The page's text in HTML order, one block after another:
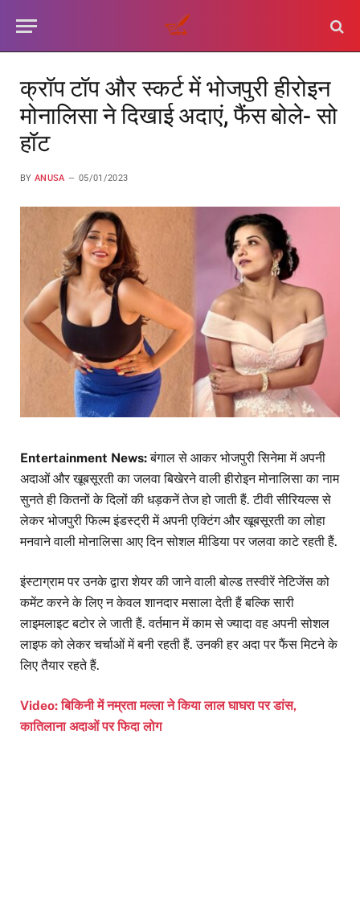
क्रॉप टॉप और स्कर्ट में भोजपुरी हीरोइन
मोनालिसा ने दिखाई अदाएं, फैंस बोले- सो
हॉट
BY ANUSA 05/01/2023
Entertainment News:बंगाल से आकर भोजपुरी सिनेमा में अपनी
अदाओं और खूबसूरती का जलवा बिखेरने वाली हीरोइन मोनालिसा का नाम
सुनते ही कितनों के दिलों की धड़कनें तेज हो जाती हैं. टीवी सीरियल्स से
लेकर भोजपुरी फिल्म इंडस्ट्री में अपनी एक्टिंग और खूबसूरती का लोहा
मनवाने वाली मोनालिसा आए दिन सोशल मीडिया पर जलवा काटे रहती हैं.
इंस्टाग्राम पर उनके द्वारा शेयर की जाने वाली बोल्ड तस्वीरें नेटिजेंस को
कमेंट करने के लिए न केवल शानदार मसाला देती हैं बल्कि सारी
लाइमलाइट बटोर ले जाती हैं. वर्तमान में काम से ज्यादा वह अपनी सोशल
लाइफ को लेकर चर्चाओं में बनी रहती हैं. उनकी हर अदा पर फैंस मिटने के
लिए तैयार रहते हैं.
Video: बिकिनी में नम्रता मल्ला ने किया लाल घाघरा पर डांस,
कातिलाना अदाओं पर फिदा लोग